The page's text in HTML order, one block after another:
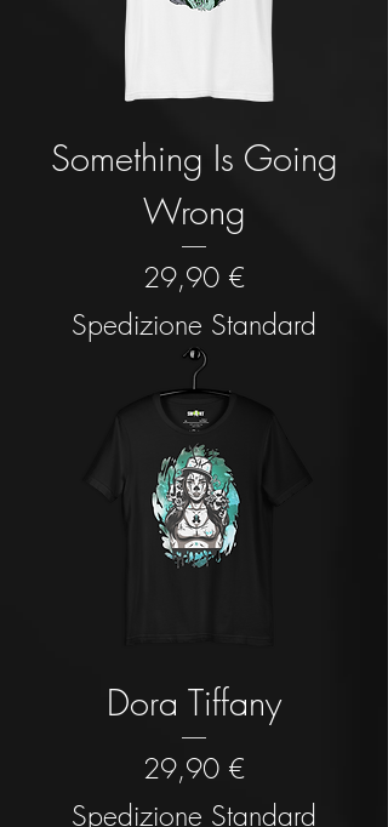
Something Is Going
Wrong
Prezzo
29,90 €
Spedizione Standard
Dora Tiffany
Prezzo
29,90 €
Spedizione Standard